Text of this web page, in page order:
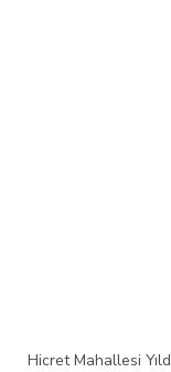
Hicret Mahallesi